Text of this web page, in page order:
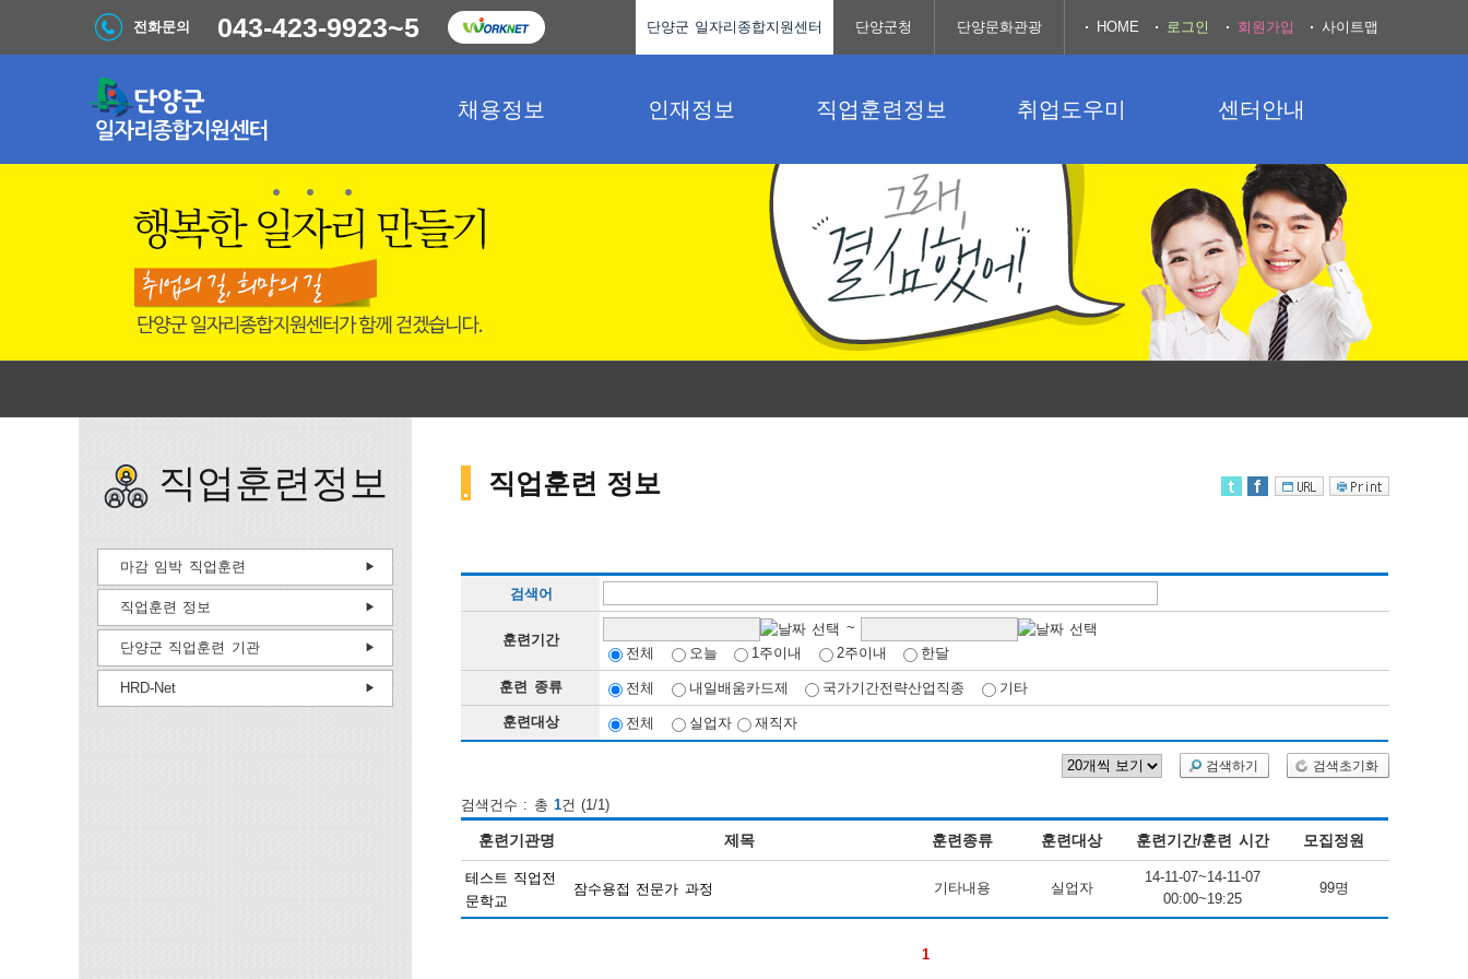
채용정보 인재정보 직업훈련정보 취업도우미 센터안내
전화문의 043-423-9923~5 단양군 일자리종합지원센터 단양군청 단양문화관광 HOME 로그인 회원가입 사이트맵
직업훈련 정보
검색어
훈련기간
~
전체
오늘 1주이내 2주이내 한달
훈련 종류 전체 내일배움카드제 국가기간전략산업직종 기타
훈련대상 전체 실업자 재직자
검색하기 검색초기화
검색건수 : 총 1건 (1/1)
훈련기관명 제목 훈련종류 훈련대상 훈련기간/훈련 시간 모집정원
테스트 직업전
문학교
잠수용접 전문가 과정 기타내용 실업자
14-11-07~14-11-07
00:00~19:25
99명
1
직업훈련정보
마감 임박 직업훈련
직업훈련 정보
단양군 직업훈련 기관
HRD-Net